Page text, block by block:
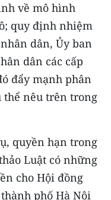
về mô hình
quy định nhiệm
dân, Ủy ban
dân các cấp
đẩy mạnh phân
thể nêu trên trong
quyền hạn trong
Luật có những
cho Hội đồng
phố Hà Nội